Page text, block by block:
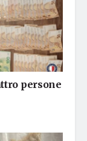
persone